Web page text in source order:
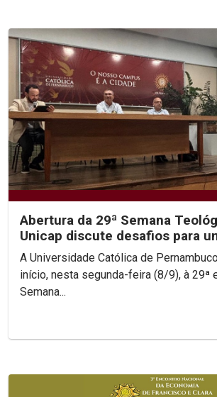
Abertura da 29ª Semana
Unicap discute desafios para
contemporânea
A Universidade Católica de
início, nesta segunda-feira (8/9), à 29ª
Semana...